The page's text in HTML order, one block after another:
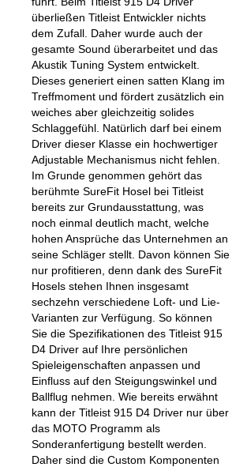
überließen Titleist Entwickler nichts
dem Zufall. Daher wurde auch der
gesamte Sound überarbeitet und das
Akustik Tuning System entwickelt.
Dieses generiert einen satten Klang im
Treffmoment und fördert zusätzlich ein
weiches aber gleichzeitig solides
Schlaggefühl. Natürlich darf bei einem
Driver dieser Klasse ein hochwertiger
Adjustable Mechanismus nicht fehlen.
Im Grunde genommen gehört das
berühmte SureFit Hosel bei Titleist
bereits zur Grundausstattung, was
noch einmal deutlich macht, welche
hohen Ansprüche das Unternehmen an
seine Schläger stellt. Davon können Sie
nur profitieren, denn dank des SureFit
Hosels stehen Ihnen insgesamt
sechzehn verschiedene Loft- und Lie-
Varianten zur Verfügung. So können
Sie die Spezifikationen des Titleist 915
D4 Driver auf Ihre persönlichen
Spieleigenschaften anpassen und
Einfluss auf den Steigungswinkel und
Ballflug nehmen. Wie bereits erwähnt
kann der Titleist 915 D4 Driver nur über
das MOTO Programm als
Sonderanfertigung bestellt werden.
Daher sind die Custom Komponenten